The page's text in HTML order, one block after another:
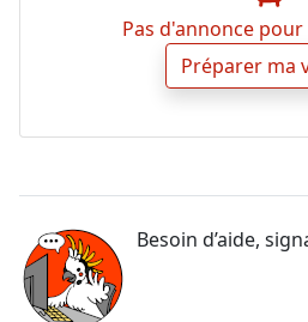
Pas d'annonce
Préparer ma
Besoin d’aide,